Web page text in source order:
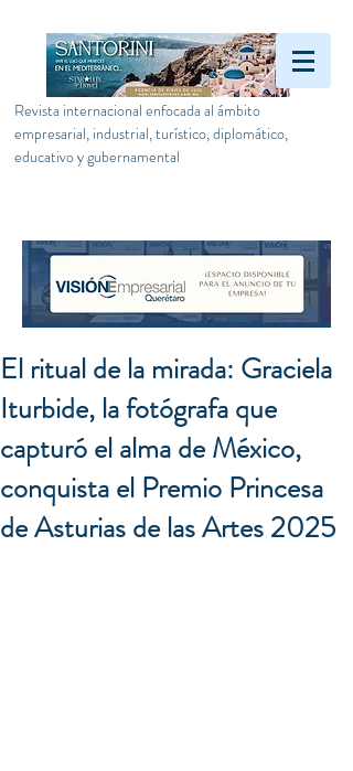
Revista internacional enfocada al ámbito
empresarial, industrial, turístico, diplomático,
educativo y gubernamental
El ritual de la mirada: Graciela
Iturbide, la fotógrafa que
capturó el alma de México,
conquista el Premio Princesa
de Asturias de las Artes 2025